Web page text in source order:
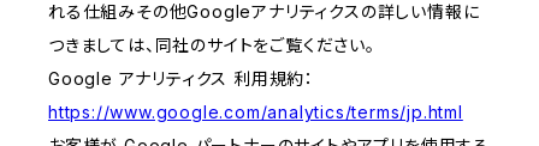
れる仕組みその他Googleアナリティクスの詳しい情報に
つきましては、同社のサイトをご覧ください。
Google アナリティクス 利用規約：
https://www.google.com/analytics/terms/jp.html